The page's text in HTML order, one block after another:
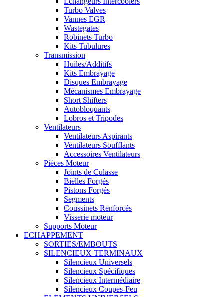
Turbo Valves
Vannes EGR
Wastegates
Robinets Turbo
Kits Tubulures
Transmission
Huiles/Additifs
Kits Embrayage
Disques Embrayage
Mécanismes Embrayage
Short Shifters
Autobloquants
Lobros et Tripodes
Ventilateurs
Ventilateurs Aspirants
Ventilateurs Soufflants
Accessoires Ventilateurs
Pièces Moteur
Joints de Culasse
Bielles Forgés
Pistons Forgés
Segments
Coussinets Renforcés
Visserie moteur
Supports Moteur
ECHAPPEMENT
SORTIES/EMBOUTS
SILENCIEUX TERMINAUX
Silencieux Universels
Silencieux Spécifiques
Silencieux Intermédiaire
Silencieux Coupes-Feu